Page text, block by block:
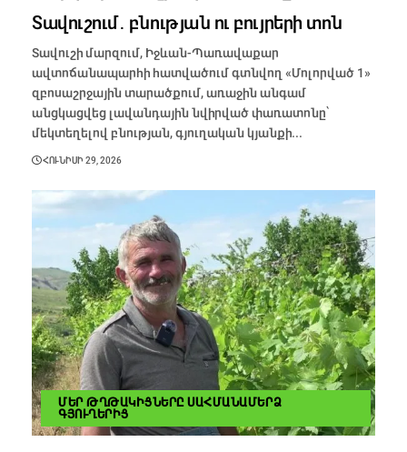
Տավուշում․ բնության ու բույրերի տոն
Տավուշի մարզում, Իջևան-Պառավաքար
ավտոճանապարհի հատվածում գտնվող «Մոլորված 1»
զբոսաշրջային տարածքում, առաջին անգամ
անցկացվեց լավանդային նվիրված փառատոնը՝
մեկտեղելով բնության, գյուղական կյանքի...
ՀՈՒՆԻՍԻ 29, 2026
ՄԵՐ ԹՂԹԱԿԻՑՆԵՐԸ ՍԱՀՄԱՆԱՄԵՐՁ
ԳՅՈՒՂԵՐԻՑ